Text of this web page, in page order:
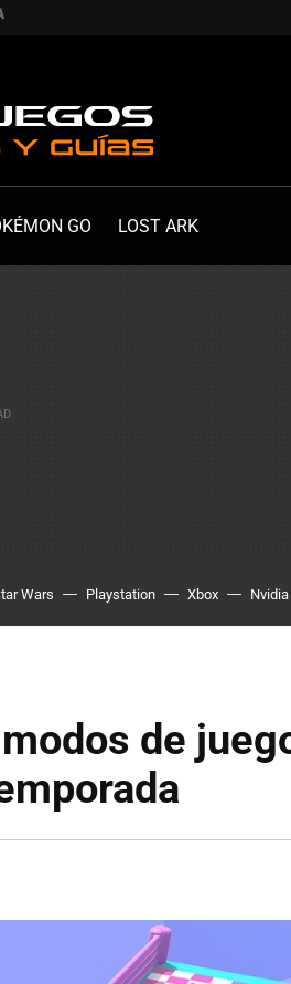
GO LOST ARK
Wars Playstation Xbox Nvidia
de